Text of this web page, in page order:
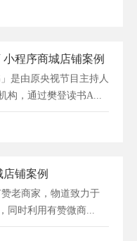
程序商城店铺案例
是由原央视节目主持人
构，通过樊登读书A...
铺案例
老商家，物道致力于
同时利用有赞微商...